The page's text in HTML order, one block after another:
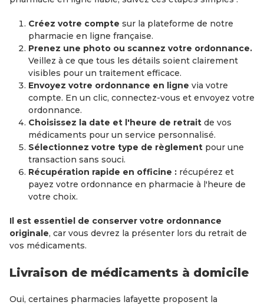
Créez votre compte sur la plateforme de notre
pharmacie en ligne française.
Prenez une photo ou scannez votre ordonnance.
Veillez à ce que tous les détails soient clairement
visibles pour un traitement efficace.
Envoyez votre ordonnance en ligne via votre
compte. En un clic, connectez-vous et envoyez votre
ordonnance.
Choisissez la date et l'heure de retrait de vos
médicaments pour un service personnalisé.
Sélectionnez votre type de règlement pour une
transaction sans souci.
Récupération rapide en officine : récupérez et
payez votre ordonnance en pharmacie à l'heure de
votre choix.
Il est essentiel de conserver votre ordonnance
originale, car vous devrez la présenter lors du retrait de
vos médicaments.
Livraison de médicaments à domicile
Oui, certaines pharmacies lafayette proposent la